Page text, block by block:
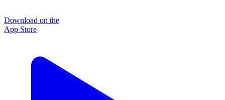
Download on the
App Store